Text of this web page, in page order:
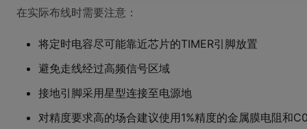
在实际布线时需要注意：
将定时电容尽可能靠近芯片的TIMER引脚放置
避免走线经过高频信号区域
接地引脚采用星型连接至电源地
对精度要求高的场合建议使用1%精度的金属膜电阻和